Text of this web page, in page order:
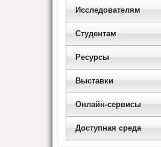
Исследователям
Студентам
Ресурсы
Выставки
Онлайн-сервисы
Доступная среда